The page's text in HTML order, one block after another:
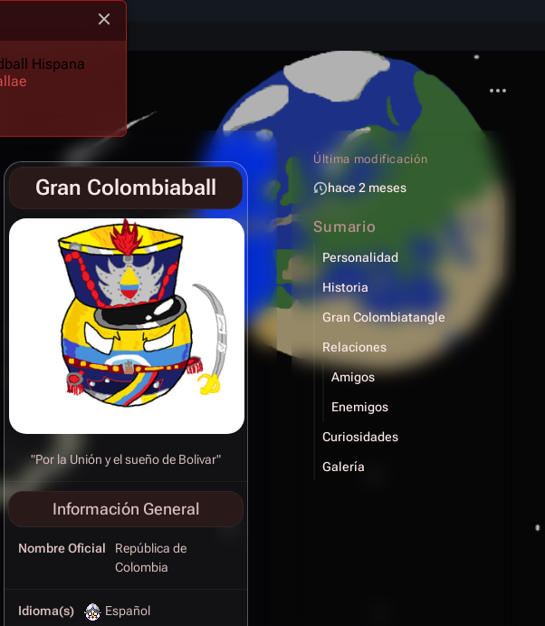
Hispana
Gran Colombiaball
"Por la Unión y el sueño de Bolivar"
Información General
Nombre Oficial
República de
Colombia
Idioma(s) Español
Última modificación
hace 2 meses
Sumario
Personalidad
Historia
Gran Colombiatangle
Relaciones
Amigos
Enemigos
Curiosidades
Galería